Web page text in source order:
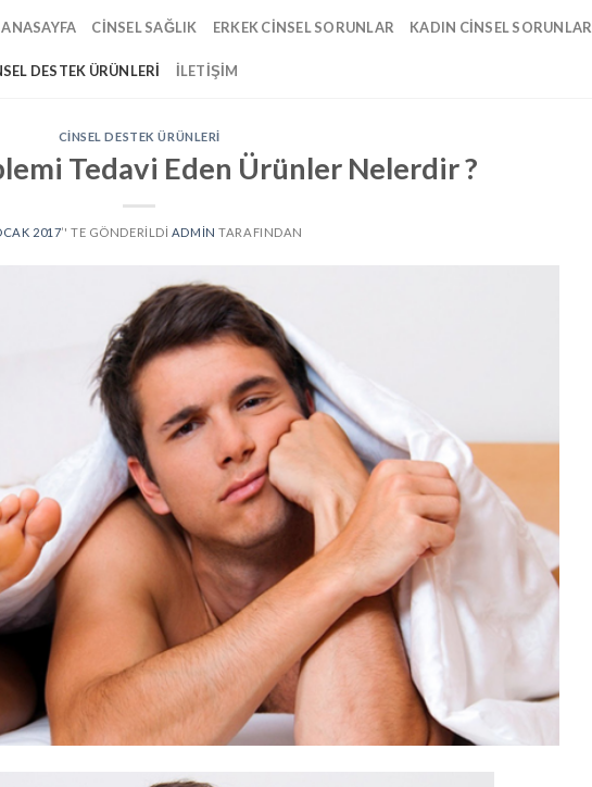
ANASAYFA CINSEL SAĞLIK ERKEK CINSEL SORUNLAR KADIN CINSEL SORUNLAR
DESTEK ÜRÜNLERI İLETIŞIM
CINSEL DESTEK ÜRÜNLERI
Tedavi Eden Ürünler Nelerdir ?
2017’' TE GÖNDERILDI ADMIN TARAFINDAN